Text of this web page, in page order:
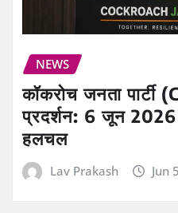
NEWS
कॉकरोच जनता पार्टी
प्रदर्शन: 6 जून 2026
हलचल
Lav Prakash Jun